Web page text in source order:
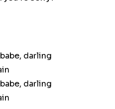
darling
darling